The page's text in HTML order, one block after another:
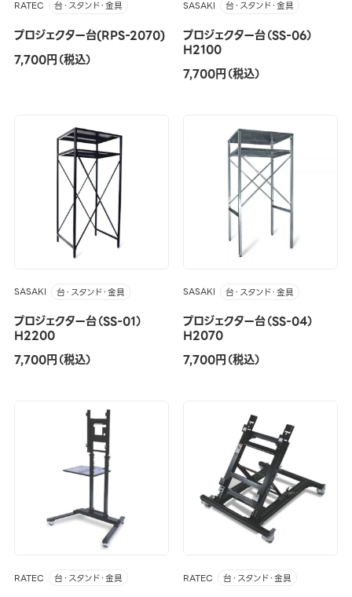
RATEC 台・スタンド・金具
プロジェクター台(RPS-2070)
7,700円（税込）
SASAKI 台・スタンド・金具
プロジェクター台（SS-06）
H2100
7,700円（税込）
SASAKI 台・スタンド・金具
プロジェクター台（SS-01）
H2200
7,700円（税込）
SASAKI 台・スタンド・金具
プロジェクター台（SS-04）
H2070
7,700円（税込）
RATEC 台・スタンド・金具 RATEC 台・スタンド・金具